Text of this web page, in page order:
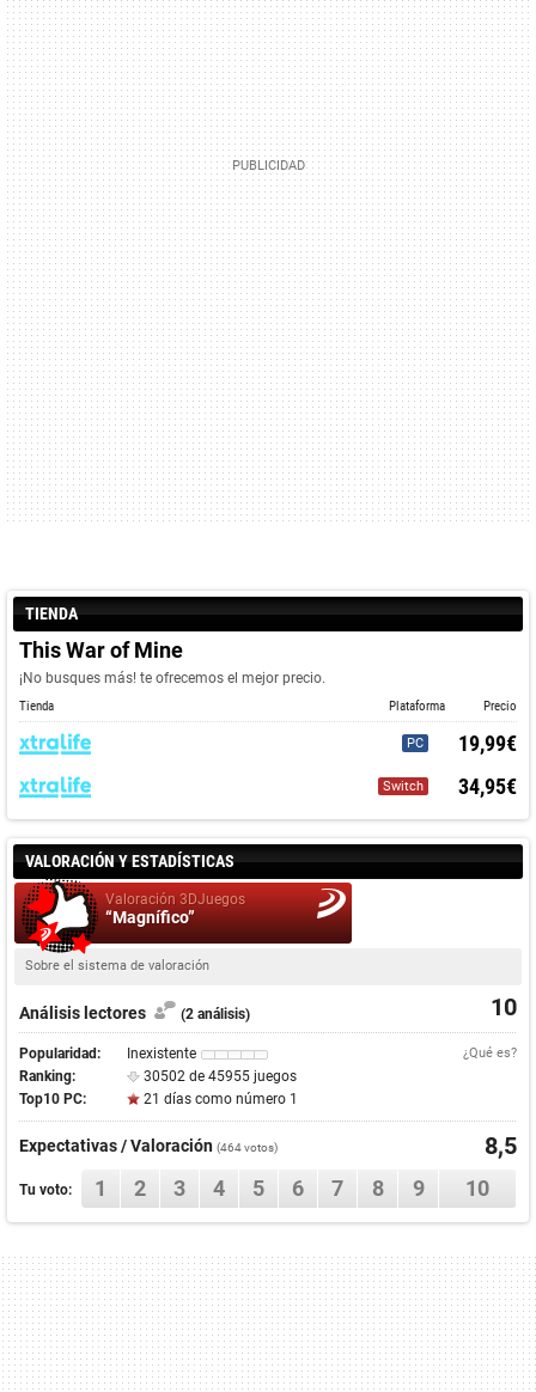
TIENDA
This War of Mine
¡No busques más! te ofrecemos el mejor precio.
Tienda Plataforma Precio
PC 19,99€
Switch 34,95€
VALORACIÓN Y ESTADÍSTICAS
Valoración 3DJuegos
“Magnífico”
Sobre el sistema de valoración
10
Análisis lectores (2 análisis)
Popularidad: Inexistente ¿Qué es?
Ranking:
30502 de 45955 juegos
Top10 PC:
21 días como número 1
Expectativas / Valoración (464votos) 8,5
Tu voto: 1 2 3 4 5 6 7 8 9 10